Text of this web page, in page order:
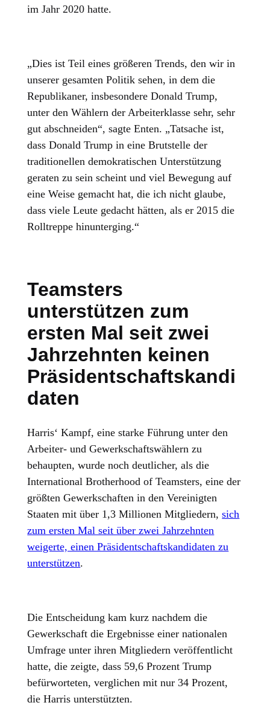
im Jahr 2020 hatte.
„Dies ist Teil eines größeren Trends, den wir in
unserer gesamten Politik sehen, in dem die
Republikaner, insbesondere Donald Trump,
unter den Wählern der Arbeiterklasse sehr, sehr
gut abschneiden“, sagte Enten. „Tatsache ist,
dass Donald Trump in eine Brutstelle der
traditionellen demokratischen Unterstützung
geraten zu sein scheint und viel Bewegung auf
eine Weise gemacht hat, die ich nicht glaube,
dass viele Leute gedacht hätten, als er 2015 die
Rolltreppe hinunterging.“
Teamsters
unterstützen zum
ersten Mal seit zwei
Jahrzehnten keinen
Präsidentschaftskandi
daten
Harris‘ Kampf, eine starke Führung unter den
Arbeiter- und Gewerkschaftswählern zu
behaupten, wurde noch deutlicher, als die
International Brotherhood of Teamsters, eine der
größten Gewerkschaften in den Vereinigten
Staaten mit über 1,3 Millionen Mitgliedern,sich
zum ersten Mal seit über zwei Jahrzehnten
weigerte, einen Präsidentschaftskandidaten zu
unterstützen.
Die Entscheidung kam kurz nachdem die
Gewerkschaft die Ergebnisse einer nationalen
Umfrage unter ihren Mitgliedern veröffentlicht
hatte, die zeigte, dass 59,6 Prozent Trump
befürworteten, verglichen mit nur 34 Prozent,
die Harris unterstützten.